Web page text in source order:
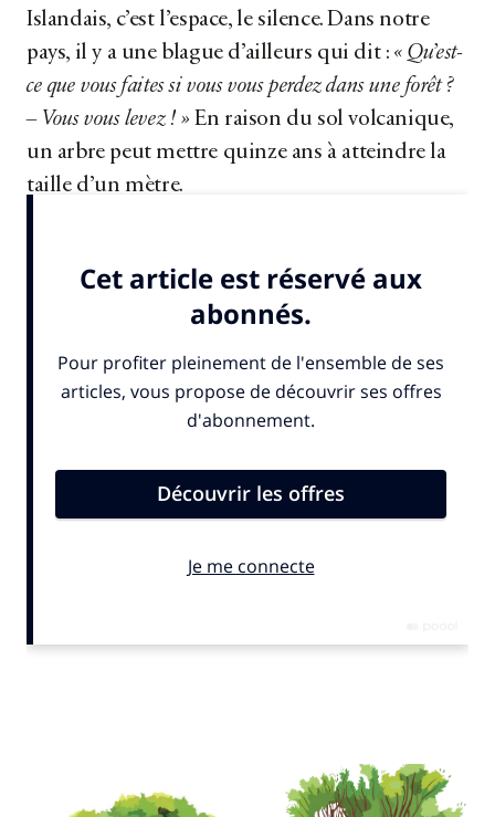
Islandais, c’est l’espace, le silence. Dans notre
pays, il y a une blague d’ailleurs qui dit :« Qu’est-
ce que vous faites si vous vous perdez dans une forêt ?
– Vous vous levez ! » En raison du sol volcanique,
un arbre peut mettre quinze ans à atteindre la
taille d’un mètre.